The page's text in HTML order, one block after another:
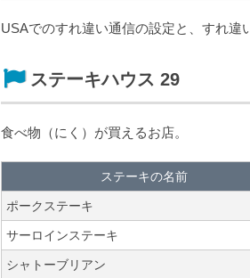
USAでのすれ違い通信の設定と、すれ違
ステーキハウス 29
食べ物（にく）が買えるお店。
ステーキの名前
ポークステーキ
サーロインステーキ
シャトーブリアン